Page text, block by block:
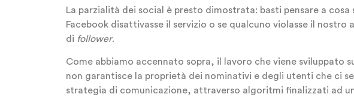
La parzialità dei social è presto dimostrata: basti pensare a
Facebook disattivasse il servizio o se qualcuno violasse il
di follower.
Come abbiamo accennato sopra, il lavoro che viene sviluppato
non garantisce la proprietà dei nominativi e degli utenti che ci
strategia di comunicazione, attraverso algoritmi finalizzati ad